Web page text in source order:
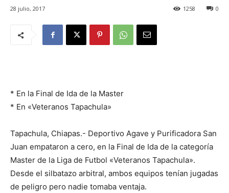
28 julio, 2017 0
1258
* En la Final de Ida de la Master
* En «Veteranos Tapachula»
Tapachula, Chiapas.- Deportivo Agave y Purificadora San
Juan empataron a cero, en la Final de Ida de la categoría
Master de la Liga de Futbol «Veteranos Tapachula».
Desde el silbatazo arbitral, ambos equipos tenían jugadas
de peligro pero nadie tomaba ventaja.